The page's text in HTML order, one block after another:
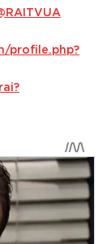
profile.php?